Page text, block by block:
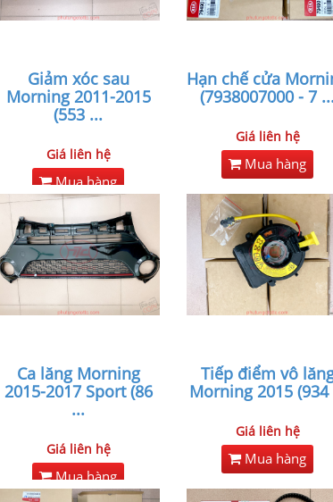
Giảm xóc sau
Morning 2011-2015
(553 ...
Giá liên hệ
Mua hàng
Hạn chế cửa
(7938007000 - 7
Giá liên hệ
Mua hàng
Ca lăng Morning
2015-2017 Sport (86
...
Giá liên hệ
Mua hàng
Tiếp điểm vô
Morning 2015 (934
Giá liên hệ
Mua hàng